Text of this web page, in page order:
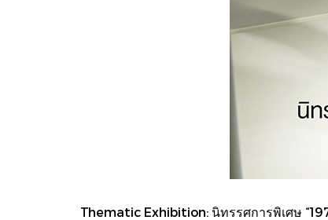
Thematic Exhibition: นิทรรศการพิเศษ